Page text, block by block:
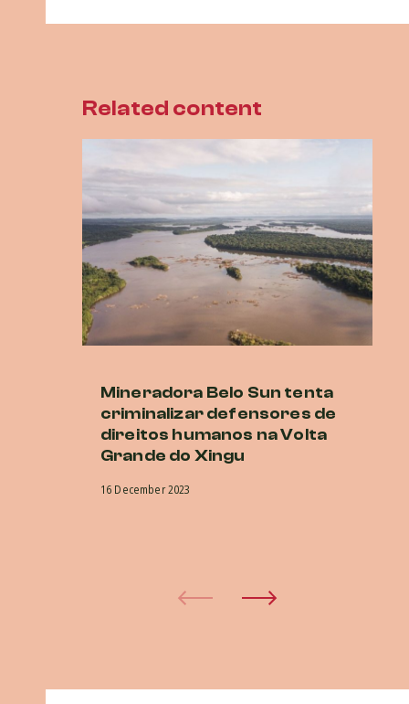
Related content
Mineradora Belo Sun tenta
criminalizar defensores de
direitos humanos na Volta
Grande do Xingu
16 December 2023